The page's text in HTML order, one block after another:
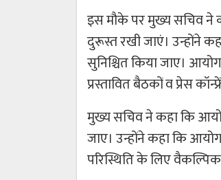
इस मौके पर मुख्य सचिव ने
दुरूस्त रखी जाएं। उन्होंने
सुनिश्चित किया जाए।
प्रस्तावित बैठकों व प्रेस
मुख्य सचिव ने कहा कि
जाए। उन्होंने कहा कि
परिस्थिति के लिए वैकल्पिक